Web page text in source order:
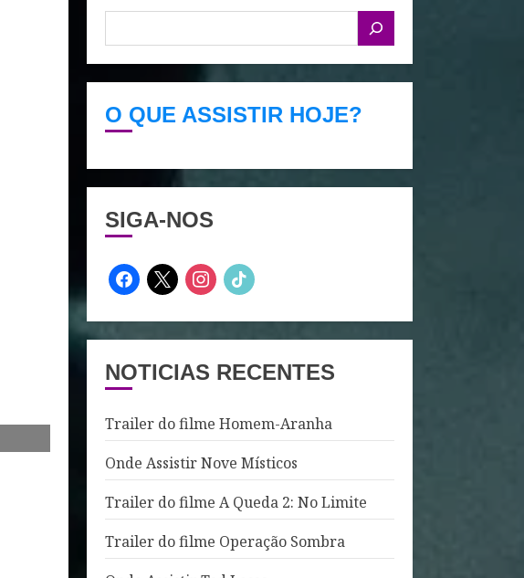
O QUE ASSISTIR HOJE?
SIGA-NOS
facebook
x instagram
tiktok
NOTICIAS RECENTES
Trailer do filme Homem-Aranha
Onde Assistir Nove Místicos
Trailer do filme A Queda 2: No Limite
Trailer do filme Operação Sombra